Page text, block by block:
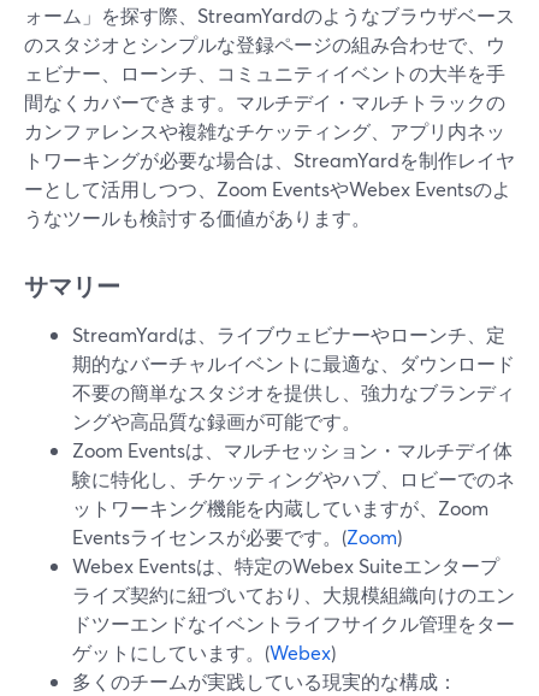
ォーム」を探す際、StreamYardのようなブラウザベース
のスタジオとシンプルな登録ページの組み合わせで、ウ
ェビナー、ローンチ、コミュニティイベントの大半を手
間なくカバーできます。マルチデイ・マルチトラックの
カンファレンスや複雑なチケッティング、アプリ内ネッ
トワーキングが必要な場合は、StreamYardを制作レイヤ
ーとして活用しつつ、Zoom EventsやWebex Eventsのよ
うなツールも検討する価値があります。
サマリー
StreamYardは、ライブウェビナーやローンチ、定
期的なバーチャルイベントに最適な、ダウンロード
不要の簡単なスタジオを提供し、強力なブランディ
ングや高品質な録画が可能です。
Zoom Eventsは、マルチセッション・マルチデイ体
験に特化し、チケッティングやハブ、ロビーでのネ
ットワーキング機能を内蔵していますが、Zoom
Eventsライセンスが必要です。(Zoom)
Webex Eventsは、特定のWebex Suiteエンタープ
ライズ契約に紐づいており、大規模組織向けのエン
ドツーエンドなイベントライフサイクル管理をター
ゲットにしています。(Webex)
多くのチームが実践している現実的な構成：